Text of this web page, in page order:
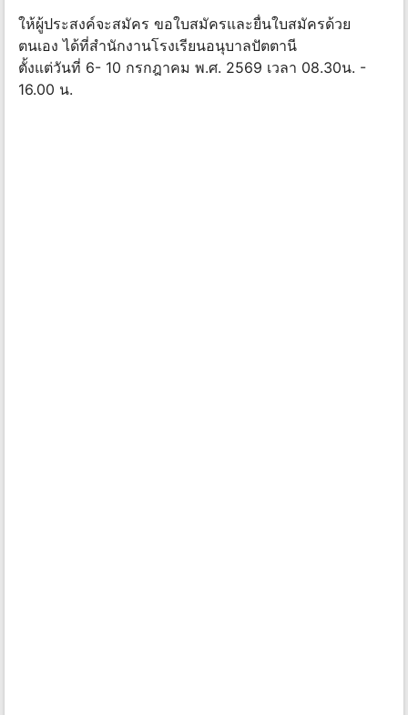
ให้ผู้ประสงค์จะสมัคร ขอใบสมัครและยื่นใบสมัครด้วย
ตนเอง ได้ที่สำนักงานโรงเรียนอนุบาลปัตตานี
ตั้งแต่วันที่ 6- 10 กรกฎาคม พ.ศ. 2569 เวลา 08.30น. -
16.00 น.